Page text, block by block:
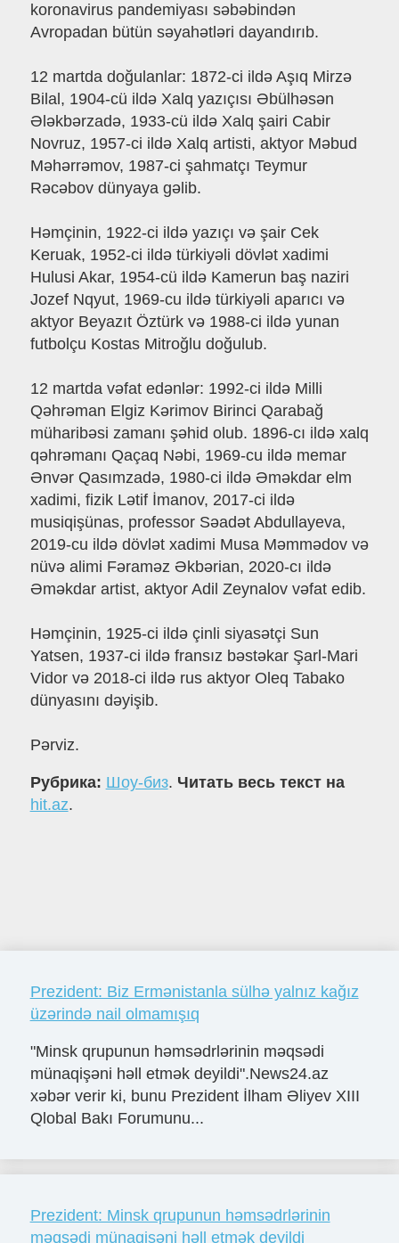
koronavirus pandemiyası səbəbindən
Avropadan bütün səyahətləri dayandırıb.
12 martda doğulanlar: 1872-ci ildə Aşıq Mirzə
Bilal, 1904-cü ildə Xalq yazıçısı Əbülhəsən
Ələkbərzadə, 1933-cü ildə Xalq şairi Cabir
Novruz, 1957-ci ildə Xalq artisti, aktyor Məbud
Məhərrəmov, 1987-ci şahmatçı Teymur
Rəcəbov dünyaya gəlib.
Həmçinin, 1922-ci ildə yazıçı və şair Cek
Keruak, 1952-ci ildə türkiyəli dövlət xadimi
Hulusi Akar, 1954-cü ildə Kamerun baş naziri
Jozef Nqyut, 1969-cu ildə türkiyəli aparıcı və
aktyor Beyazıt Öztürk və 1988-ci ildə yunan
futbolçu Kostas Mitroğlu doğulub.
12 martda vəfat edənlər: 1992-ci ildə Milli
Qəhrəman Elgiz Kərimov Birinci Qarabağ
müharibəsi zamanı şəhid olub. 1896-cı ildə xalq
qəhrəmanı Qaçaq Nəbi, 1969-cu ildə memar
Ənvər Qasımzadə, 1980-ci ildə Əməkdar elm
xadimi, fizik Lətif İmanov, 2017-ci ildə
musiqişünas, professor Səadət Abdullayeva,
2019-cu ildə dövlət xadimi Musa Məmmədov və
nüvə alimi Fəraməz Əkbərian, 2020-cı ildə
Əməkdar artist, aktyor Adil Zeynalov vəfat edib.
Həmçinin, 1925-ci ildə çinli siyasətçi Sun
Yatsen, 1937-ci ildə fransız bəstəkar Şarl-Mari
Vidor və 2018-ci ildə rus aktyor Oleq Tabako
dünyasını dəyişib.
Pərviz.
Рубрика: Шоу-биз. Читать весь текст на
hit.az.
Prezident: Biz Ermənistanla sülhə yalnız kağız
üzərində nail olmamışıq
"Minsk qrupunun həmsədrlərinin məqsədi
münaqişəni həll etmək deyildi".News24.az
xəbər verir ki, bunu Prezident İlham Əliyev XIII
Qlobal Bakı Forumunu...
Prezident: Minsk qrupunun həmsədrlərinin
məqsədi münaqişəni həll etmək deyildi